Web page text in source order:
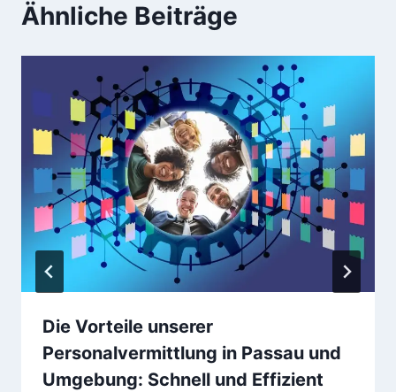
Ähnliche Beiträge
Die Vorteile unserer
Personalvermittlung in Passau und
Umgebung: Schnell und Effizient